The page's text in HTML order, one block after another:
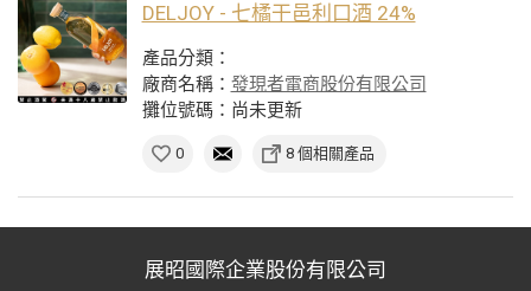
DELJOY - 七橘干邑利口酒 24%
產品分類：
廠商名稱： 發現者電商股份有限公司
攤位號碼：尚未更新
0 8 個相關產品
展昭國際企業股份有限公司